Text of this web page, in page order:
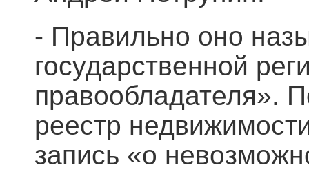
- Правильно оно
государственной
правообладателя».
реестр
запись «о